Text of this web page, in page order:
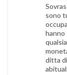
sono
hanno
ditta